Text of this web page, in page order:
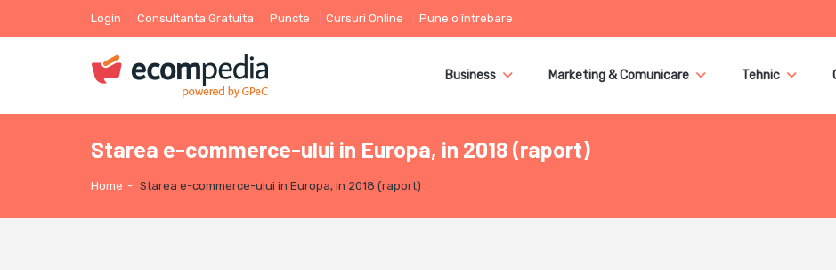
Login Consultanta Gratuita Puncte Cursuri Online Pune o întrebare
Business Marketing & Comunicare Tehnic
Starea e-commerce-ului in Europa, in 2018 (raport)
Home - Starea e-commerce-ului in Europa, in 2018 (raport)